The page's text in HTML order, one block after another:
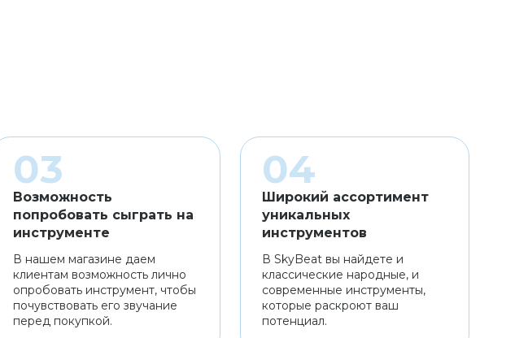
Возможность
попробовать сыграть на
инструменте
В нашем магазине даем
клиентам возможность лично
опробовать инструмент, чтобы
почувствовать его звучание
перед покупкой.
Широкий ассортимент
уникальных
инструментов
В SkyBeat вы найдете и
классические народные, и
современные инструменты,
которые раскроют ваш
потенциал.